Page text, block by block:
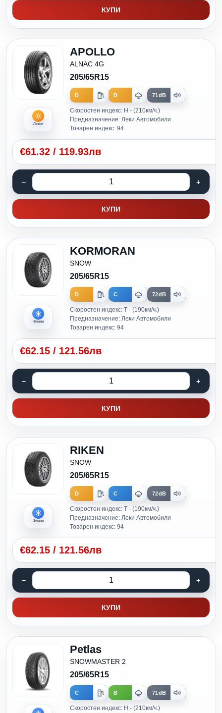
КУПИ
Летни
APOLLO
ALNAC 4G
205/65R15
D D 71dB
Скоростен индекс: H - (210км/ч.)
Предназначение: Леки Автомобили
Товарен индекс: 94
€61.32 / 119.93лв
КУПИ
Зимни
KORMORAN
SNOW
205/65R15
D C 72dB
Скоростен индекс: T - (190км/ч.)
Предназначение: Леки Автомобили
Товарен индекс: 94
€62.15 / 121.56лв
КУПИ
Зимни
RIKEN
SNOW
205/65R15
D C 72dB
Скоростен индекс: T - (190км/ч.)
Предназначение: Леки Автомобили
Товарен индекс: 94
€62.15 / 121.56лв
КУПИ
Petlas
SNOWMASTER 2
205/65R15
C B 71dB
Скоростен индекс: H - (210км/ч.)